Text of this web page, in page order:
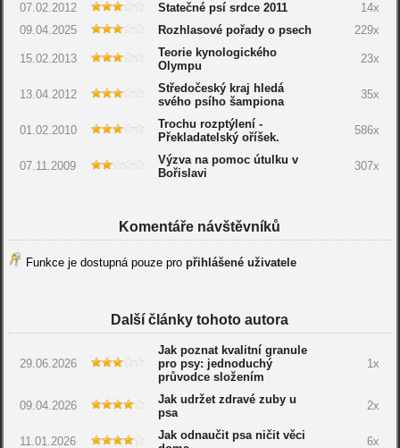
07.02.2012 Statečné psí srdce 2011
14x
09.04.2025
Rozhlasové pořady o psech 229x
15.02.2013
Teorie kynologického
Olympu
23x
13.04.2012
Středočeský kraj hledá
svého psího šampiona
35x
01.02.2010
Trochu rozptýlení -
Překladatelský oříšek.
586x
07.11.2009
Výzva na pomoc útulku v
Bořislavi
307x
Komentáře návštěvníků
Funkce je dostupná pouze pro přihlášené uživatele
Další články tohoto autora
29.06.2026
Jak poznat kvalitní granule
pro psy: jednoduchý
průvodce složením
1x
09.04.2026
Jak udržet zdravé zuby u
psa
2x
11.01.2026
Jak odnaučit psa ničit věci
6x